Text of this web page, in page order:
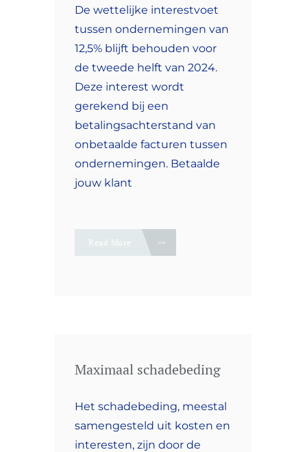
De wettelijke interestvoet
tussen ondernemingen van
12,5% blijft behouden voor
de tweede helft van 2024.
Deze interest wordt
gerekend bij een
betalingsachterstand van
onbetaalde facturen tussen
ondernemingen. Betaalde
jouw klant
Read More
Maximaal schadebeding
Het schadebeding, meestal
samengesteld uit kosten en
interesten, zijn door de